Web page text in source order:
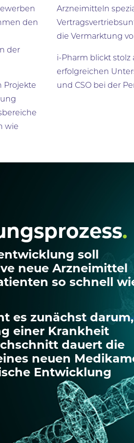
den
der
Projekte
wie
Arzneimitteln
die Vermarktung
i-Pharm blickt stolz
erfolgreichen
und CSO bei der
.
soll
neue Arzneimittel
so schnell
es zunächst
einer Krankheit
dauert die
neuen
Entwicklung